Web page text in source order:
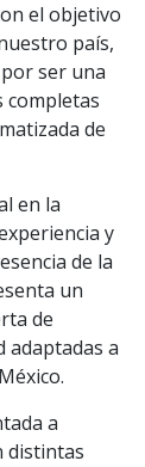
el objetivo
país,
ser una
completas
de
en la
y
de la
un
de
adaptadas a
a
distintas